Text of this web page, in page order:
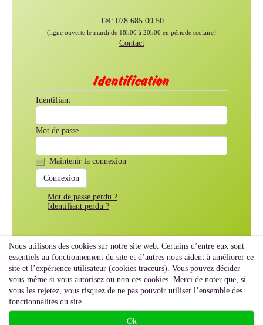
Tél: 078 685 00 50
(ligne ouverte le mardi de 18h00 à 20h00 en période scolaire)
Contact
Identification
Identifiant
Mot de passe
Maintenir la connexion
Mot de passe perdu ?
Identifiant perdu ?
Nous utilisons des cookies sur notre site web. Certains d’entre eux sont
essentiels au fonctionnement du site et d’autres nous aident à améliorer ce
site et l’expérience utilisateur (cookies traceurs). Vous pouvez décider
vous-même si vous autorisez ou non ces cookies. Merci de noter que, si
vous les rejetez, vous risquez de ne pas pouvoir utiliser l’ensemble des
fonctionnalités du site.
Ok